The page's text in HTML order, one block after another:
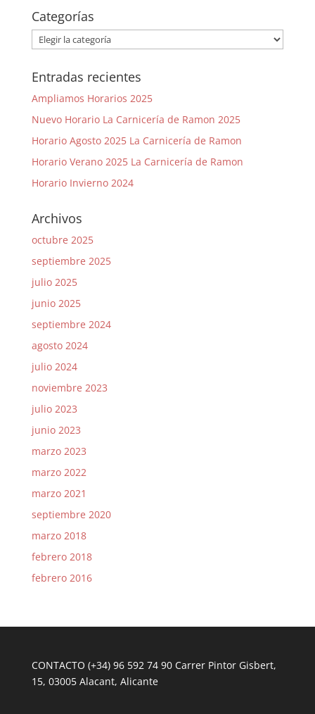
Categorías
Categorías
Entradas recientes
Ampliamos Horarios 2025
Nuevo Horario La Carnicería de Ramon 2025
Horario Agosto 2025 La Carnicería de Ramon
Horario Verano 2025 La Carnicería de Ramon
Horario Invierno 2024
Archivos
octubre 2025
septiembre 2025
julio 2025
junio 2025
septiembre 2024
agosto 2024
julio 2024
noviembre 2023
julio 2023
junio 2023
marzo 2023
marzo 2022
marzo 2021
septiembre 2020
marzo 2018
febrero 2018
febrero 2016
CONTACTO (+34) 96 592 74 90 Carrer Pintor Gisbert,
15, 03005 Alacant, Alicante